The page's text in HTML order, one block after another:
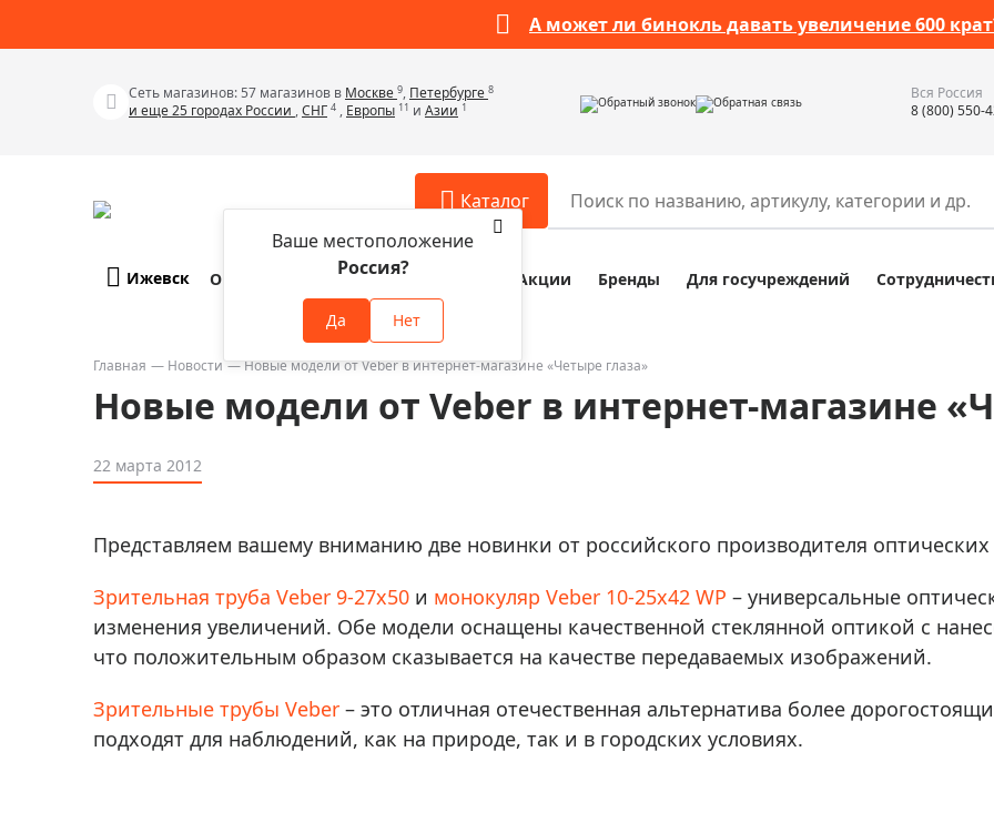
А может ли бинокль давать увеличение 600
Сеть магазинов: 57 магазинов в Москве 9, Петербурге 8
и еще 25 городах России ,СНГ 4 , Европы 11 и Азии 1 Обратный звонок Обратная связь
Вся Россия
8 (800) 550-
Каталог
Телескопы
Бинокли
Зрительные трубы
Прицелы
Фотогаджеты
Discovery (Дискавери)
Аксессуары для микроскопов
Аксессуары для зрительных труб
Распродажа оптики по специальным
ценам
Распродажа выставочных образцов
Разное
Наборы исследователя
Лазерные дальномеры
Сумки, кейсы, чехлы
Средства для очистки оптики
Трихинеллоскопы
Карты, постеры, литература
Фонари
Ижевск
Ваше местоположение
Россия?
Да Нет
О компании Оплата и доставка Акции Бренды Для госучреждений
Главная Новости Новые модели от Veber в интернет-магазине «Четыре глаза»
Новые модели от Veber в интернет-магазине
22 марта 2012
Представляем вашему вниманию две новинки от российского производителя
Зрительная труба Veber 9-27x50 и монокуляр Veber 10-25x42 WP – универсальные
изменения увеличений. Обе модели оснащены качественной стеклянной оптикой с
что положительным образом сказывается на качестве передаваемых изображений.
Зрительные трубы Veber – это отличная отечественная альтернатива более
подходят для наблюдений, как на природе, так и в городских условиях.